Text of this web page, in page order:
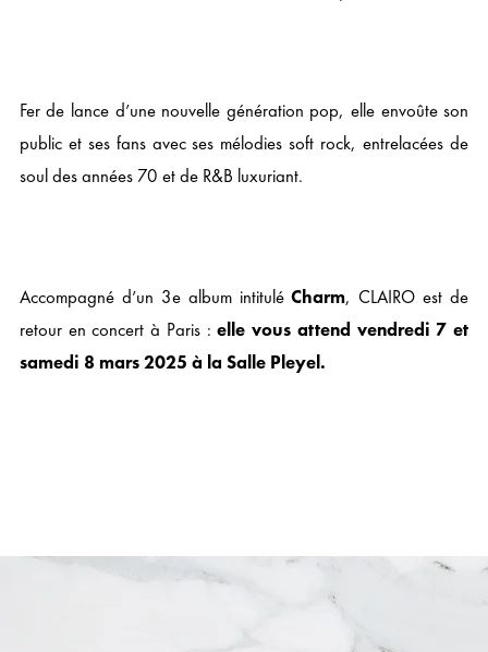
Fer de lance d’une nouvelle génération pop, elle envoûte son
public et ses fans avec ses mélodies soft rock, entrelacées de
soul des années 70 et de R&B luxuriant.
Accompagné d’un 3ealbum intituléCharm, CLAIRO est de
retour en concert à Paris :elle vous attend vendredi 7 et
samedi 8 mars 2025 à la Salle Pleyel.